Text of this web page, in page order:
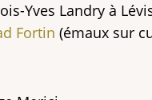
Yves Landry à
Fortin (émaux sur